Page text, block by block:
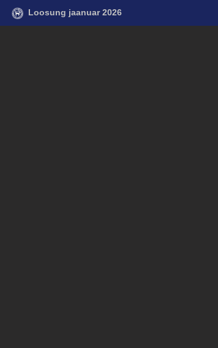
Loosung jaanuar 2026